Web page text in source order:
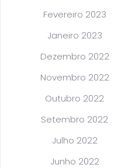
Fevereiro 2023
Janeiro 2023
Dezembro 2022
Novembro 2022
Outubro 2022
Setembro 2022
Julho 2022
Junho 2022